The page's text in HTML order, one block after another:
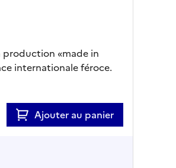
production «made in
internationale féroce.
Ajouter au panier